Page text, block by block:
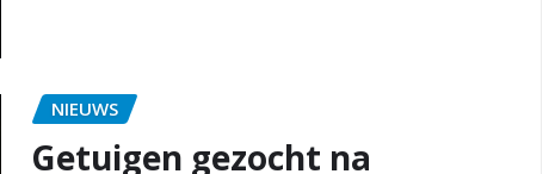
NIEUWS
Getuigen gezocht na